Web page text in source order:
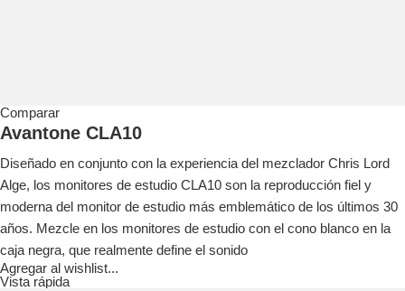
Comparar
Avantone CLA10
Diseñado en conjunto con la experiencia del mezclador Chris Lord
Alge, los monitores de estudio CLA10 son la reproducción fiel y
moderna del monitor de estudio más emblemático de los últimos 30
años. Mezcle en los monitores de estudio con el cono blanco en la
caja negra, que realmente define el sonido
Agregar al wishlist...
Vista rápida